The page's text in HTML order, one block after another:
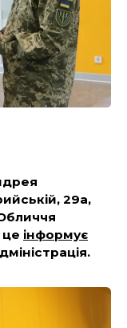
29а,
це інформує